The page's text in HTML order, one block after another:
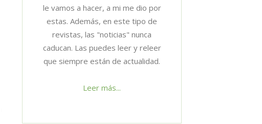
le vamos a hacer, a mi me dio por
estas. Además, en este tipo de
revistas, las "noticias" nunca
caducan. Las puedes leer y releer
que siempre están de actualidad.
Leer más...